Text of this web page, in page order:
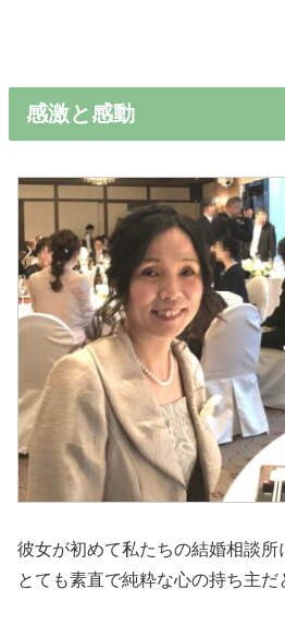
感激と感動
彼女が初めて私たちの結婚相談所
とても素直で純粋な心の持ち主だ